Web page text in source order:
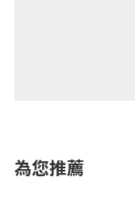
為您推薦